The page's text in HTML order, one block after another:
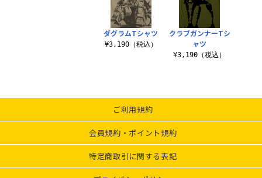
ダグラムTシャツ
¥3,190（税込）
クラブガンナーTシ
ャツ
¥3,190（税込）
ご利用規約
会員規約・ポイント規約
特定商取引に関する表記